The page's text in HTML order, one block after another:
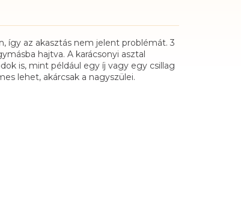
így az akasztás nem jelent problémát. 3
hajtva. A karácsonyi asztal
is, mint például egy íj vagy egy csillag
lehet, akárcsak a nagyszülei.